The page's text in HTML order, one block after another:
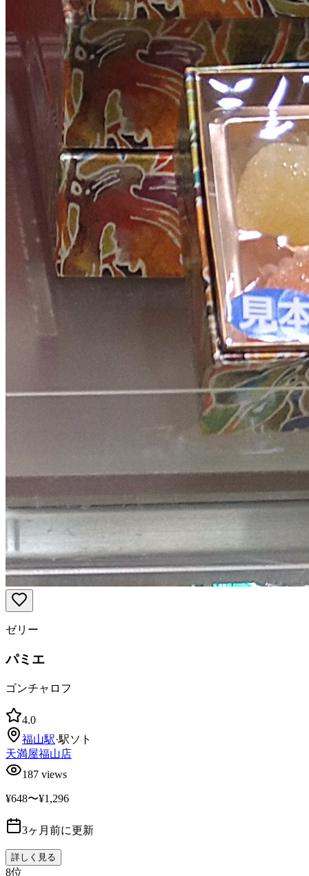
ゼリー
パミエ
ゴンチャロフ
4.0
福山駅·駅ソト
天満屋福山店
187 views
¥648〜¥1,296
3ヶ月前に更新
詳しく見る
8位